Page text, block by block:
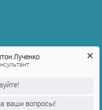
Лыткарино, 1-й кв-л, 4А
Лученко